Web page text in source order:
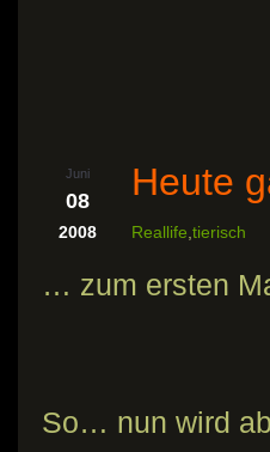
Juni
08
2008
Heute
Reallife,tierisch
… zum ersten
So… nun wird